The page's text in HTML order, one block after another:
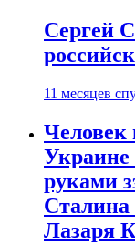
Сергей
11 месяцев
Украине
руками
Сталина
Лазаря